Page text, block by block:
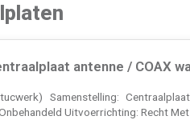
antenne / COAX
Samenstelling:
Uitvoerrichting: Recht